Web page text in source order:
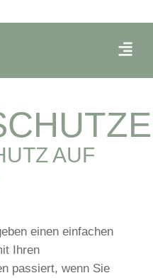
Menü
AUF
einen einfachen
Ihren
passiert, wenn Sie